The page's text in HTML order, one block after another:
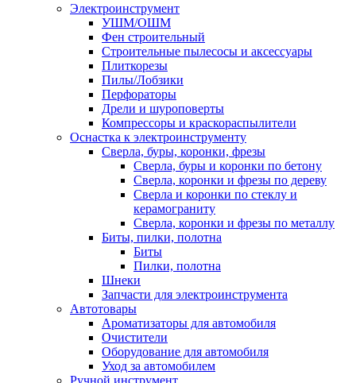
Электроинструмент
УШМ/ОШМ
Фен строительный
Строительные пылесосы и аксессуары
Плиткорезы
Пилы/Лобзики
Перфораторы
Дрели и шуроповерты
Компрессоры и краскораспылители
Оснастка к электроинструменту
Сверла, буры, коронки, фрезы
Сверла, буры и коронки по бетону
Сверла, коронки и фрезы по дереву
Сверла и коронки по стеклу и
керамограниту
Сверла, коронки и фрезы по металлу
Биты, пилки, полотна
Биты
Пилки, полотна
Шнеки
Запчасти для электроинструмента
Автотовары
Ароматизаторы для автомобиля
Очистители
Оборудование для автомобиля
Уход за автомобилем
Ручной инструмент